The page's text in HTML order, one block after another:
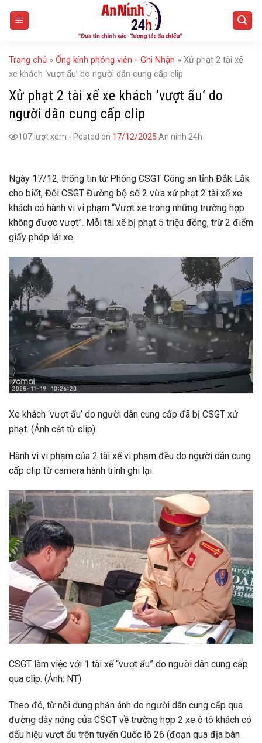
Trang chủ » Ống kính phóng viên - Ghi Nhận » Xử phạt 2 tài xế
xe khách ‘vượt ẩu’ do người dân cung cấp clip
Xử phạt 2 tài xế xe khách ‘vượt ẩu’ do
người dân cung cấp clip
107 lượt xem - Posted on 17/12/2025 An ninh 24h
Ngày 17/12, thông tin từ Phòng CSGT Công an tỉnh Đắk Lắk
cho biết, Đội CSGT Đường bộ số 2 vừa xử phạt 2 tài xế xe
khách có hành vi vi phạm “Vượt xe trong những trường hợp
không được vượt”. Mỗi tài xế bị phạt 5 triệu đồng, trừ 2 điểm
giấy phép lái xe.
Xe khách ‘vượt ẩu’ do người dân cung cấp đã bị CSGT xử
phạt. (Ảnh cắt từ clip)
Hành vi vi phạm của 2 tài xế vi phạm đều do người dân cung
cấp clip từ camera hành trình ghi lại.
CSGT làm việc với 1 tài xế “vượt ẩu” do người dân cung cấp
qua clip. (Ảnh: NT)
Theo đó, từ nội dung phản ánh do người dân cung cấp qua
đường dây nóng của CSGT về trường hợp 2 xe ô tô khách có
dấu hiệu vượt ẩu trên tuyến Quốc lộ 26 (đoạn qua địa bàn